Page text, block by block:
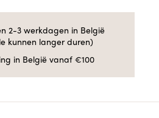
2-3 werkdagen in België
kunnen langer duren)
in België vanaf €100